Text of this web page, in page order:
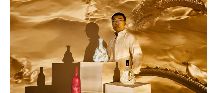
醇厚之魅：逐步感受到熟悉的滋味。原來是口感醇厚
豐富的黑巧克力。
橡木之邃：令人注目的感覺突然湧現——橡木與香草
的味道剛勁有力、縈繞不斷。
回味無窮：逐漸消散的橡木香氣，留着悠長、幽香的
餘韻。味道中的微妙細節、所帶來的感官享受，都彷
如無盡的迴響，久久不散。